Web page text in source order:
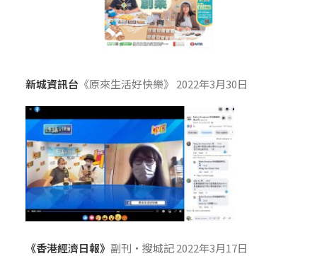
新城資訊台 《原來生活好快樂》 2022年3月30日
《香港經濟日報》 副刊‧搜城記 2022年3月17日